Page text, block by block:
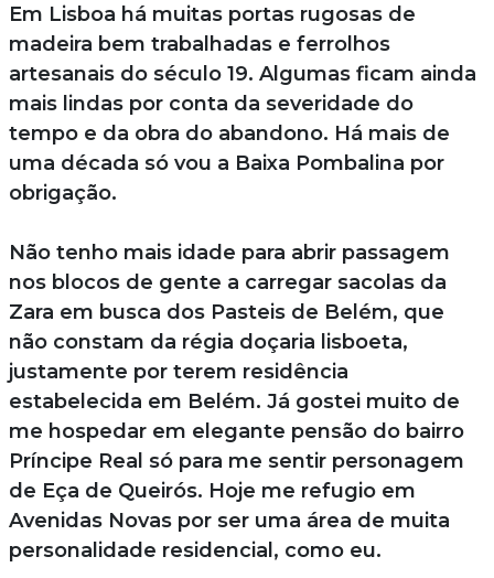
Em Lisboa há muitas portas rugosas de
madeira bem trabalhadas e ferrolhos
artesanais do século 19. Algumas ficam ainda
mais lindas por conta da severidade do
tempo e da obra do abandono. Há mais de
uma década só vou a Baixa Pombalina por
obrigação.
Não tenho mais idade para abrir passagem
nos blocos de gente a carregar sacolas da
Zara em busca dos Pasteis de Belém, que
não constam da régia doçaria lisboeta,
justamente por terem residência
estabelecida em Belém. Já gostei muito de
me hospedar em elegante pensão do bairro
Príncipe Real só para me sentir personagem
de Eça de Queirós. Hoje me refugio em
Avenidas Novas por ser uma área de muita
personalidade residencial, como eu.